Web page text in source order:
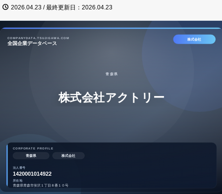
2026.04.23 / 最終更新日：2026.04.23